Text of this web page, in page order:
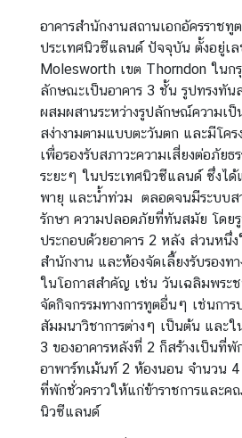
า
ว
|
N
e
w
s
ธุ
ร
กิ
จ
|
B
u
s
i
n
อาคารสำนักงานสถานเอกอัครราช
ประเทศนิวซีแลนด์ ปัจจุบัน ตั้งอยู่เ
Molesworth เขต Thorndon ในก
ลักษณะเป็นอาคาร 3 ชั้น รูปทรงทั
ผสมผสานระหว่างรูปลักษณ์ความเป็
สง่างามตามแบบตะวันตก และมีโคร
เพื่อรองรับสภาวะความเสี่ยงต่อภัยธ
ระยะๆ ในประเทศนิวซีแลนด์ ซึ่งไ
พายุ และน้ำท่วม ตลอดจนมีระบบส
รักษา ความปลอดภัยที่ทันสมัย โดย
ประกอบด้วยอาคาร 2 หลัง ส่วนหนึ่ง
สำนักงาน และห้องจัดเลี้ยงรับรองท
ในโอกาสสำคัญ เช่น วันเฉลิมพระ
จัดกิจกรรมทางการทูตอื่นๆ เช่นการ
สัมมนาวิชาการต่างๆ เป็นต้น และ
3 ของอาคารหลังที่ 2 ก็สร้างเป็นที่
อาพาร์ทเม้นท์ 2 ห้องนอน จำนวน
ที่พักชั่วคราวให้แก่ข้าราชการและค
นิวซีแลนด์